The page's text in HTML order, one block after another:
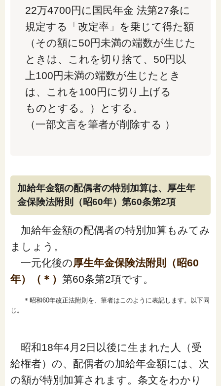
22万4700円に国民年金 法第27条に
規定する「改定率」を乗じて得た額
（その額に50円未満の端数が生じた
ときは、これを切り捨て、50円以
上100円未満の端数が生じたとき
は、これを100円に切り上げる
ものとする。）とする。
（一部文言を筆者が削除する ）
加給年金額の配偶者の特別加算は、厚生年
金保険法附則（昭60年）第60条第2項
加給年金額の配偶者の特別加算もみてみ
ましょう。
一元化後の厚生年金保険法附則（昭60
年）（＊） 第60条第2項です。
＊昭和60年改正法附則を、筆者はこのように表記します。以下同
じ。
昭和18年4月2日以後に生まれた人（受
給権者）の、配偶者の加給年金額には、次
の額が特別加算されます。条文をわかり